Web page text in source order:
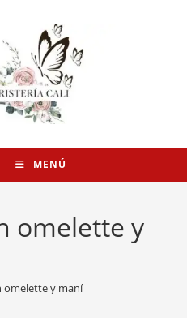
MENÚ
omelette y
omelette y maní